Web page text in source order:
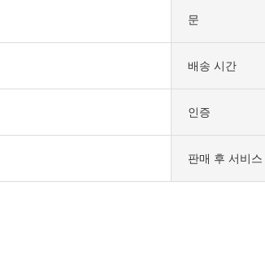
문
배송 시간
인증
판매 후 서비스